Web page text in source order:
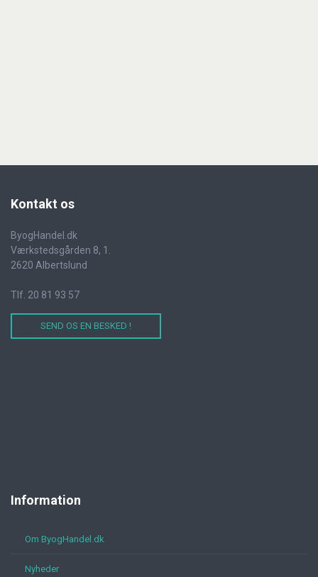
Kontakt os
ByogHandel.dk
Værkstedsgården 8, 1.
2620 Albertslund
Tlf. 20 81 93 57
SEND OS EN BESKED !
Information
Om ByogHandel.dk
Nyheder